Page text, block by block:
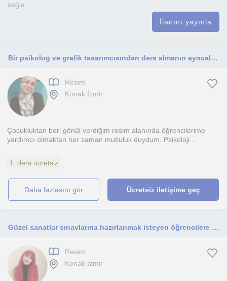
sağla
İlanını yayınla
Bir psikolog ve grafik tasarımcısından ders almanın ayrıcalığını yaşayın.
Resim
Konak İzmir
Çocukluktan beri gönül verdiğim resim alanında öğrencilerime
yardımcı olmaktan her zaman mutluluk duydum. Psikoloji...
1. ders ücretsiz
daha fazlasını gör Ücretsiz iletişime geç
Güzel sanatlar sınavlarına hazırlanmak isteyen öğrencilere yönelik eğitim vermekteyim.
Resim
Konak İzmir